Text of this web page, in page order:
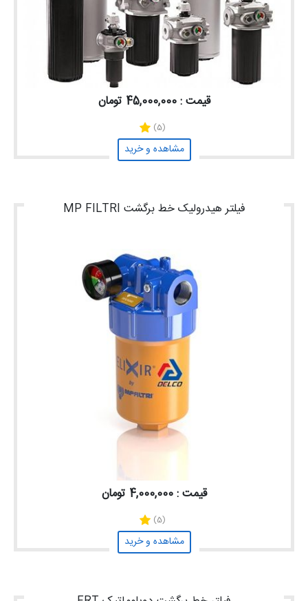
قیمت : 45,000,000 تومان
(5)
مشاهده و خرید
فیلتر هیدرولیک خط برگشت MP FILTRI
قیمت : 4,000,000 تومان
(5)
مشاهده و خرید